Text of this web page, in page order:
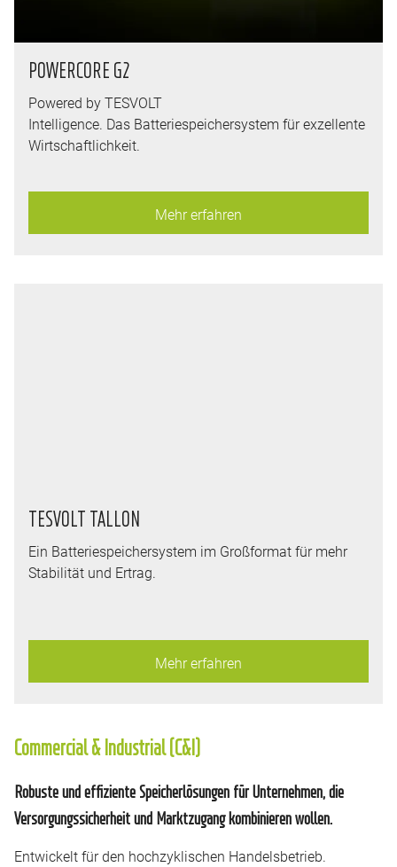
POWERCORE G2
Powered by TESVOLT
Intelligence. Das Batteriespeichersystem für exzellente
Wirtschaftlichkeit.
Mehr erfahren
TESVOLT TALLON
Ein Batteriespeichersystem im Großformat für mehr
Stabilität und Ertrag.
Mehr erfahren
Commercial & Industrial (C&I)
Robuste und effiziente Speicherlösungen für Unternehmen, die
Versorgungssicherheit und Marktzugang kombinieren wollen.
Entwickelt für den hochzyklischen Handelsbetrieb.